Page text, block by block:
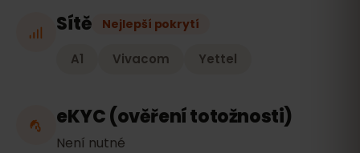
Sítě Nejlepší pokrytí
A1 Vivacom Yettel
eKYC (ověření totožnosti)
Není nutné